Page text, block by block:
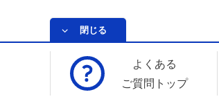
閉じる
よくある
ご質問トップ